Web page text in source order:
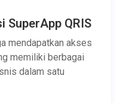
SuperApp QRIS
mendapatkan akses
memiliki berbagai
dalam satu